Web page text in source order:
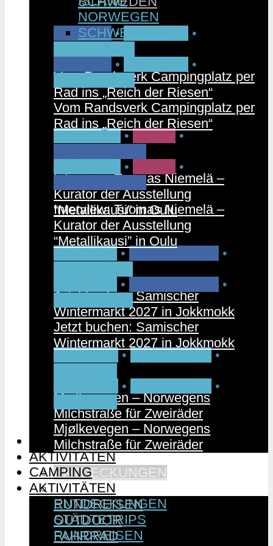
CAMPEN •
•
Vom Randsverk Campingplatz per
Rad ins „Reich der Riesen“
FINNLAND • MUSIK •
Interview: Tuomas Niemelä –
Kurator der Ausstellung
“Metallikausi” in Oulu
PARTNER • RUNDREISEN
•
Jetzt buchen: Samischer
Wintermarkt 2027 in Jokkmokk
FAHRRAD • NORWEGEN •
Mjølkevegen – Norwegens
Milchstraße für Zweiräder
CAMPING
AKTIVITÄTEN
ENTDECKUNGEN
STÄDTETRIPS
RUNDREISEN
OUTDOOR
FAHRRAD
NORWEGEN
SCHWEDEN
•
•
Vom Randsverk Campingplatz per
Rad ins „Reich der Riesen“
•
•
Interview: Tuomas Niemelä –
Kurator der Ausstellung
“Metallikausi” in Oulu
•
•
Jetzt buchen: Samischer
Wintermarkt 2027 in Jokkmokk
•
•
Mjølkevegen – Norwegens
Milchstraße für Zweiräder
CAMPING
AKTIVITÄTEN
ENTDECKUNGEN
STÄDTETRIPS
RUNDREISEN